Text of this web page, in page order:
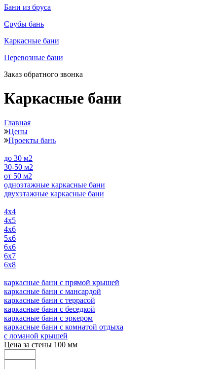
Бани из бруса
Срубы бань
Каркасные бани
Перевозные бани
Заказ обратного звонка
Каркасные бани
Главная
Цены
Проекты бань
до 30 м2
30-50 м2
от 50 м2
одноэтажные каркасные бани
двухэтажные каркасные бани
4х4
4х5
4х6
5х6
6х6
6х7
6х8
каркасные бани с прямой крышей
каркасные бани с мансардой
каркасные бани с террасой
каркасные бани с беседкой
каркасные бани с эркером
каркасные бани с комнатой отдыха
с ломаной крышей
Цена за стены 100 мм